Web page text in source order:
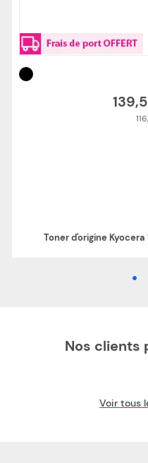
Toner d'origine
Nos clients
Voir tous